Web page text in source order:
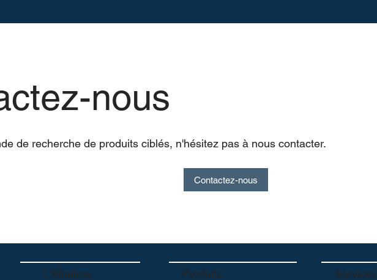
nous
de recherche de produits ciblés, n'hésitez pas à nous contacter.
Contactez-nous
L'Albatros
Produits
Services